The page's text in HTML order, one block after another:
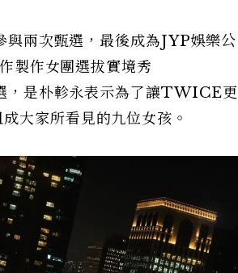
兩次甄選，最後成為JYP娛樂公
製作女團選拔實境秀
，是朴軫永表示為了讓TWICE更
大家所看見的九位女孩。